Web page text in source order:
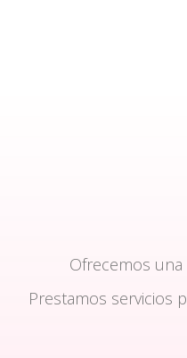
Ofrecemos una
Prestamos servicios